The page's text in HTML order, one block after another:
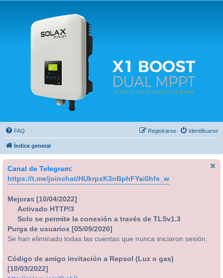
Solax FAQ
Lugar para intercambiar dudas sobre inversores solares Solax y temas relacionados.
FAQ Identificarse
Registrarse
Índice general
Canal de Telegram:
https://t.me/joinchat/HUkrpxK3nBphFYai0hfe_w
Mejoras [10/04/2022]
Activado HTTP/3
Solo se permite la conexión a través de TLSv1.3
Purga de usuarios [05/09/2020]
Se han eliminado todas las cuentas que nunca iniciaron sesión.
Código de amigo invitación a Repsol (Luz o gas)
[10/03/2022]